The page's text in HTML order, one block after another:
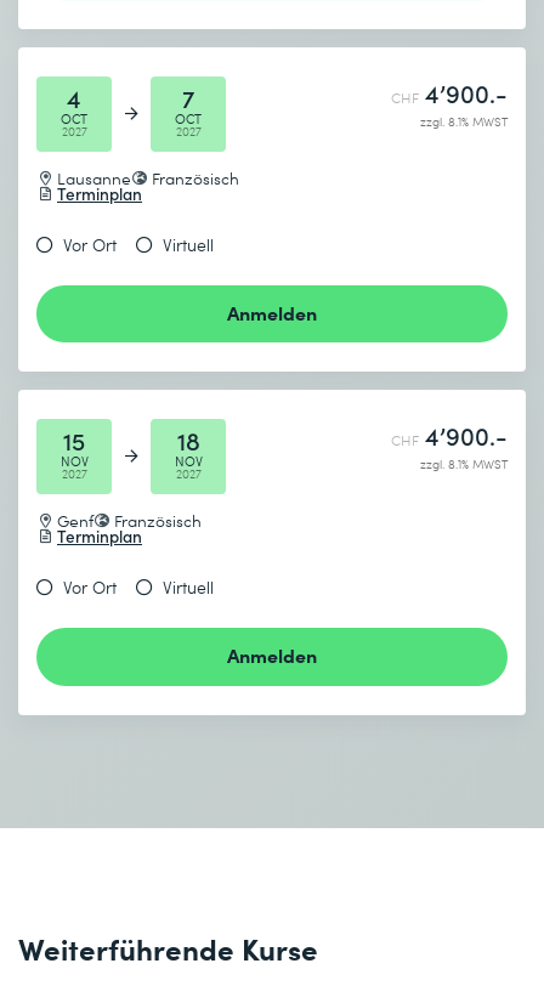
4
OCT
2027
7
OCT
2027
Lausanne Französisch
Terminplan
CHF 4’900.-
zzgl. 8.1% MWST
Vor Ort Virtuell
Anmelden
15
NOV
2027
18
NOV
2027
Genf Französisch
Terminplan
CHF 4’900.-
zzgl. 8.1% MWST
Vor Ort Virtuell
Anmelden
Weiterführende Kurse